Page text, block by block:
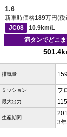
1.6
新車時価格189万円(税
JC08
10.9km/L
満タンでどこ
排気量
ミッション フ
最大出力
生産期間
3